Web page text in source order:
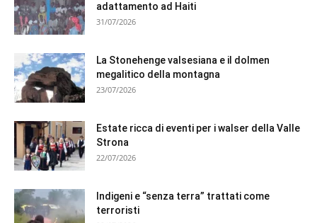
adattamento ad Haiti
31/07/2026
La Stonehenge valsesiana e il dolmen
megalitico della montagna
23/07/2026
Estate ricca di eventi per i walser della Valle
Strona
22/07/2026
Indigeni e “senza terra” trattati come
terroristi